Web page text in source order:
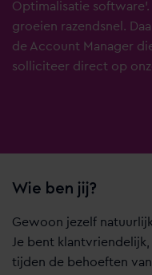
Optimalisatie
groeien razendsnel.
de Account Manager
solliciteer direct op
Wie ben jij?
Gewoon jezelf
Je bent
tijden de behoeften